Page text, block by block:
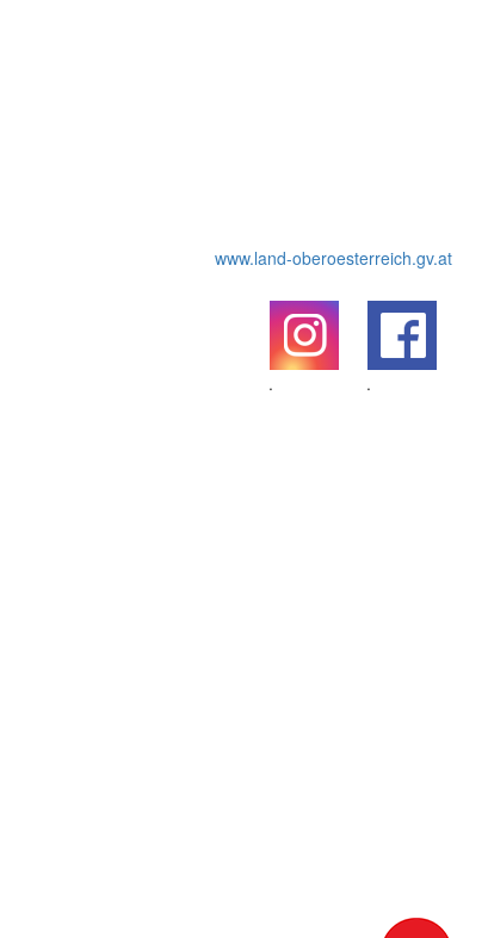
www.land-oberoesterreich.gv.at
.
.